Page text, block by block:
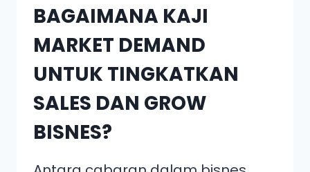
BAGAIMANA KAJI
MARKET DEMAND
UNTUK TINGKATKAN
SALES DAN GROW
BISNES?